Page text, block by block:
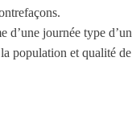
d’une journée type d’un
population et qualité de